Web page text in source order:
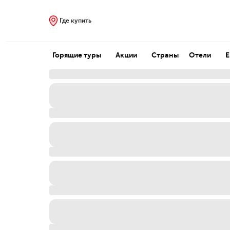
Где купить
Горящие туры Акции Страны Отели